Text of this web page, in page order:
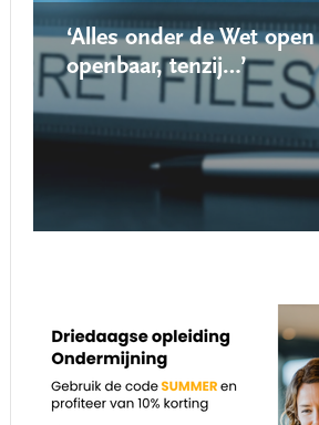
‘Alles onder de Wet
openbaar, tenzij…’